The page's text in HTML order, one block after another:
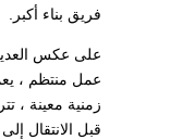
فريق بناء أكبر.
على عكس
عمل منتظم ،
زمنية معينة ،
قبل الانتقال